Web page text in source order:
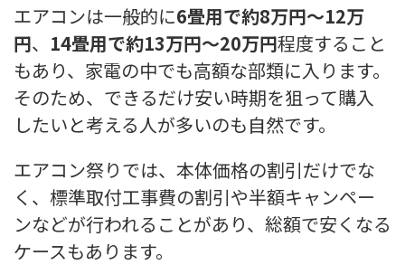
エアコンは一般的に6畳用で約8万円〜12万
円、 14畳用で約13万円〜20万円程度すること
もあり、家電の中でも高額な部類に入ります。
そのため、できるだけ安い時期を狙って購入
したいと考える人が多いのも自然です。
エアコン祭りでは、本体価格の割引だけでな
く、標準取付工事費の割引や半額キャンペー
ンなどが行われることがあり、総額で安くなる
ケースもあります。